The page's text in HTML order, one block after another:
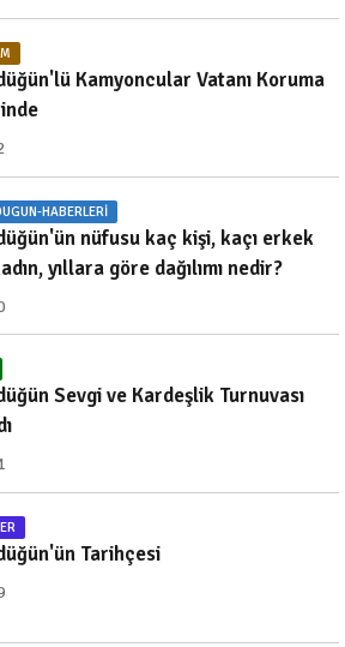
Kamyoncular Vatanı Koruma
HABERLERI
nüfusu kaç kişi, kaçı erkek
yıllara göre dağılımı nedir?
Sevgi ve Kardeşlik Turnuvası
Tarihçesi